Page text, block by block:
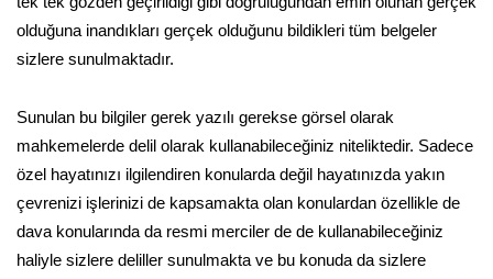
olduğuna inandıkları gerçek olduğunu bildikleri tüm belgeler
sizlere sunulmaktadır.
Sunulan bu bilgiler gerek yazılı gerekse görsel olarak
mahkemelerde delil olarak kullanabileceğiniz niteliktedir. Sadece
özel hayatınızı ilgilendiren konularda değil hayatınızda yakın
çevrenizi işlerinizi de kapsamakta olan konulardan özellikle de
dava konularında da resmi merciler de de kullanabileceğiniz
haliyle sizlere deliller sunulmakta ve bu konuda da sizlere